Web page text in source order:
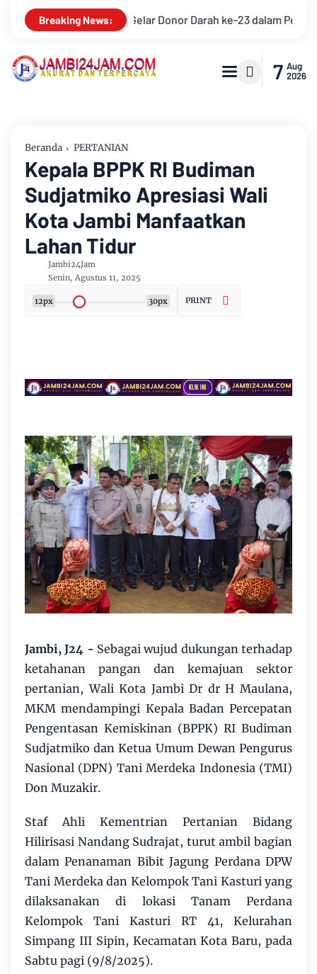
Breaking News:
23 dalam Perayaan Anniversary Sinsen Bupati
7 Aug
2026
Beranda PERTANIAN
Kepala BPPK RI Budiman
Sudjatmiko Apresiasi Wali
Kota Jambi Manfaatkan
Lahan Tidur
Jambi24Jam
Senin, Agustus 11, 2025
12px 30px PRINT
Jambi, J24 - Sebagai wujud dukungan terhadap
ketahanan pangan dan kemajuan sektor
pertanian, Wali Kota Jambi Dr dr H Maulana,
MKM mendampingi Kepala Badan Percepatan
Pengentasan Kemiskinan (BPPK) RI Budiman
Sudjatmiko dan Ketua Umum Dewan Pengurus
Nasional (DPN) Tani Merdeka Indonesia (TMI)
Don Muzakir.
Staf Ahli Kementrian Pertanian Bidang
Hilirisasi Nandang Sudrajat, turut ambil bagian
dalam Penanaman Bibit Jagung Perdana DPW
Tani Merdeka dan Kelompok Tani Kasturi yang
dilaksanakan di lokasi Tanam Perdana
Kelompok Tani Kasturi RT 41, Kelurahan
Simpang III Sipin, Kecamatan Kota Baru, pada
Sabtu pagi (9/8/2025).